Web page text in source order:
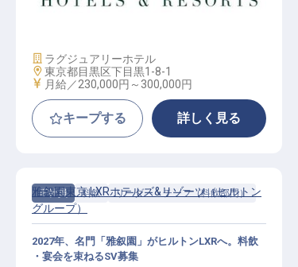
ンLXR東京初進出
施設業態
ラグジュアリーホテル
勤務地
東京都目黒区下目黒1-8-1
給与
月給／230,000円～ 300,000円
キープする 詳しく見る
正社員 料飲 リーダー・チーフ（料飲部門）
雅叙園東京 LXRホテルズ&リゾーツ（ヒルトン
グループ）
2027年、名門「雅叙園」がヒルトンLXRへ。料飲
・宴会を束ねるSV募集